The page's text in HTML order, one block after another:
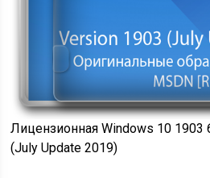
Лицензионная Windows 10 1903
(July Update 2019)